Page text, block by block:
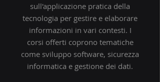
sull'applicazione pratica della
tecnologia per gestire e elaborare
informazioni in vari contesti. I
corsi offerti coprono tematiche
come sviluppo software, sicurezza
informatica e gestione dei dati.